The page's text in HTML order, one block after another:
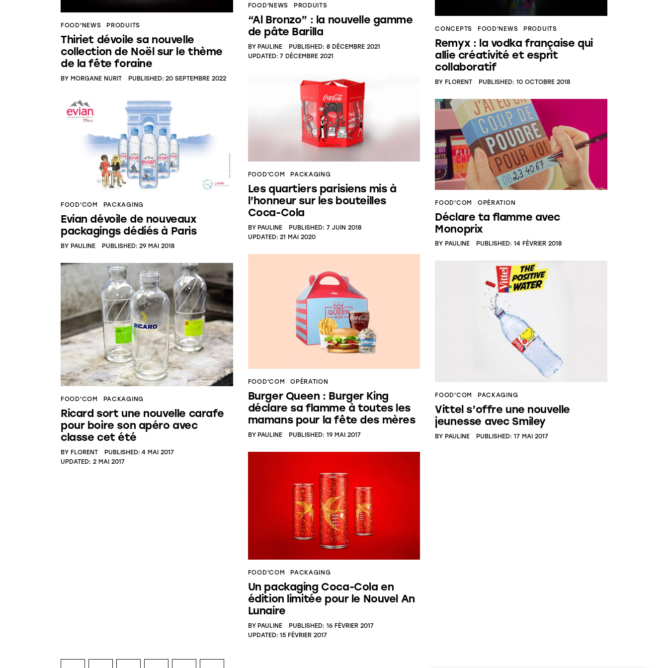
FOOD'NEWS PRODUITS
Thiriet dévoile sa nouvelle
collection de Noël sur le thème
de la fête foraine
BY MORGANE NURIT PUBLISHED: 20 SEPTEMBRE 2022
FOOD'NEWS PRODUITS
“Al Bronzo” : la nouvelle gamme
de pâte Barilla
BY PAULINE PUBLISHED: 8 DÉCEMBRE 2021
UPDATED: 7 DÉCEMBRE 2021
CONCEPTS FOOD'NEWS PRODUITS
Remyx : la vodka française qui
allie créativité et esprit
collaboratif
BY FLORENT PUBLISHED: 10 OCTOBRE 2018
FOOD'COM PACKAGING
Les quartiers parisiens mis à
l’honneur sur les bouteilles
Coca-Cola
BY PAULINE PUBLISHED: 7 JUIN 2018
UPDATED: 21 MAI 2020
FOOD'COM PACKAGING
Evian dévoile de nouveaux
packagings dédiés à Paris
BY PAULINE PUBLISHED: 29 MAI 2018
FOOD'COM OPÉRATION
Déclare ta flamme avec
Monoprix
BY PAULINE PUBLISHED: 14 FÉVRIER 2018
FOOD'COM OPÉRATION
Burger Queen : Burger King
déclare sa flamme à toutes les
mamans pour la fête des mères
BY PAULINE PUBLISHED: 19 MAI 2017
FOOD'COM PACKAGING
Vittel s’offre une nouvelle
jeunesse avec Smiley
BY PAULINE PUBLISHED: 17 MAI 2017
FOOD'COM PACKAGING
Ricard sort une nouvelle carafe
pour boire son apéro avec
classe cet été
BY FLORENT PUBLISHED: 4 MAI 2017
UPDATED: 2 MAI 2017
FOOD'COM PACKAGING
Un packaging Coca-Cola en
édition limitée pour le Nouvel An
Lunaire
BY PAULINE PUBLISHED: 16 FÉVRIER 2017
UPDATED: 15 FÉVRIER 2017